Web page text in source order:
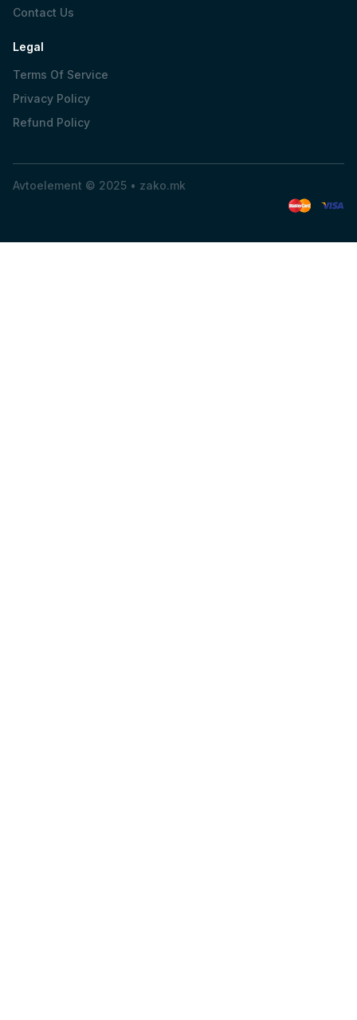
Contact Us
Legal
Terms Of Service
Privacy Policy
Refund Policy
Avtoelement © 2025 • zako.mk